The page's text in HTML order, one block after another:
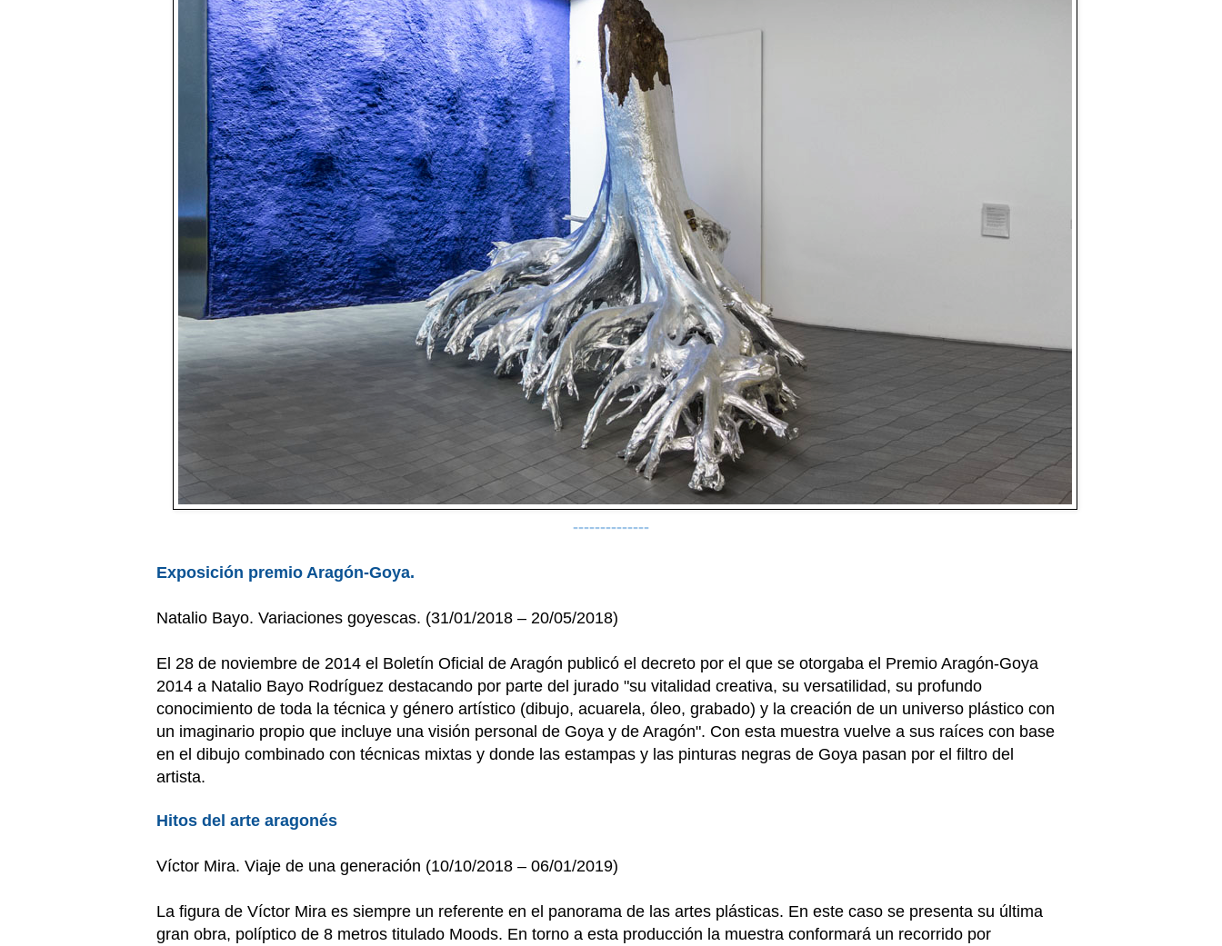
--------------
Exposición premio Aragón-Goya.
Natalio Bayo. Variaciones goyescas. (31/01/2018 – 20/05/2018)
El 28 de noviembre de 2014 el Boletín Oficial de Aragón publicó el decreto por el que se otorgaba el Premio Aragón-Goya
2014 a Natalio Bayo Rodríguez destacando por parte del jurado "su vitalidad creativa, su versatilidad, su profundo
conocimiento de toda la técnica y género artístico (dibujo, acuarela, óleo, grabado) y la creación de un universo plástico con
un imaginario propio que incluye una visión personal de Goya y de Aragón". Con esta muestra vuelve a sus raíces con base
en el dibujo combinado con técnicas mixtas y donde las estampas y las pinturas negras de Goya pasan por el filtro del
artista.
Hitos del arte aragonés
Víctor Mira. Viaje de una generación (10/10/2018 – 06/01/2019)
La figura de Víctor Mira es siempre un referente en el panorama de las artes plásticas. En este caso se presenta su última
gran obra, políptico de 8 metros titulado Moods. En torno a esta producción la muestra conformará un recorrido por